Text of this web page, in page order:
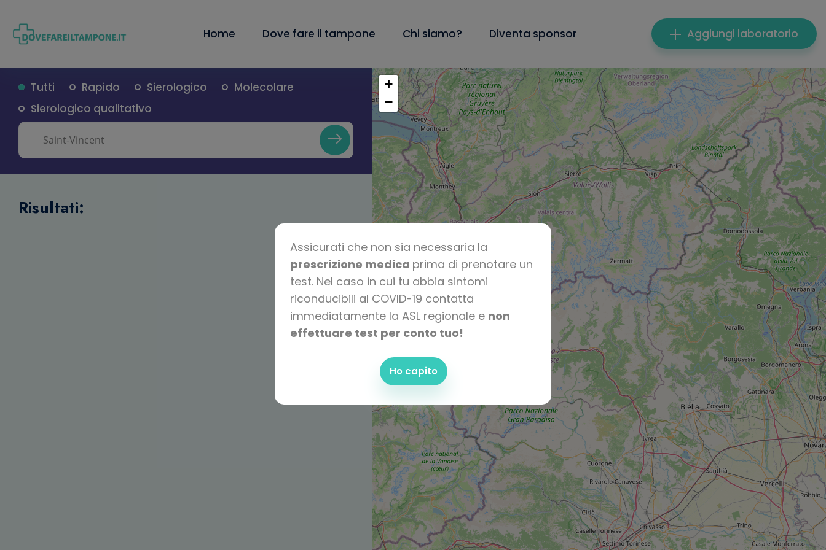
Assicurati che non sia necessaria la
prescrizione medica prima di prenotare un
test. Nel caso in cui tu abbia sintomi
riconducibili al COVID-19 contatta
immediatamente la ASL regionale e non
effettuare test per conto tuo!
Ho capito
Home Dove fare il tampone Chi siamo? Diventa sponsor Aggiungi laboratorio
Tutti Rapido Sierologico
Molecolare
Sierologico qualitativo
Risultati:
+
−